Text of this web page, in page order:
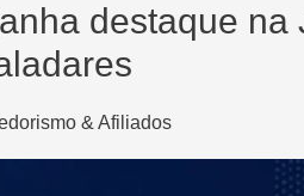
destaque na
& Afiliados